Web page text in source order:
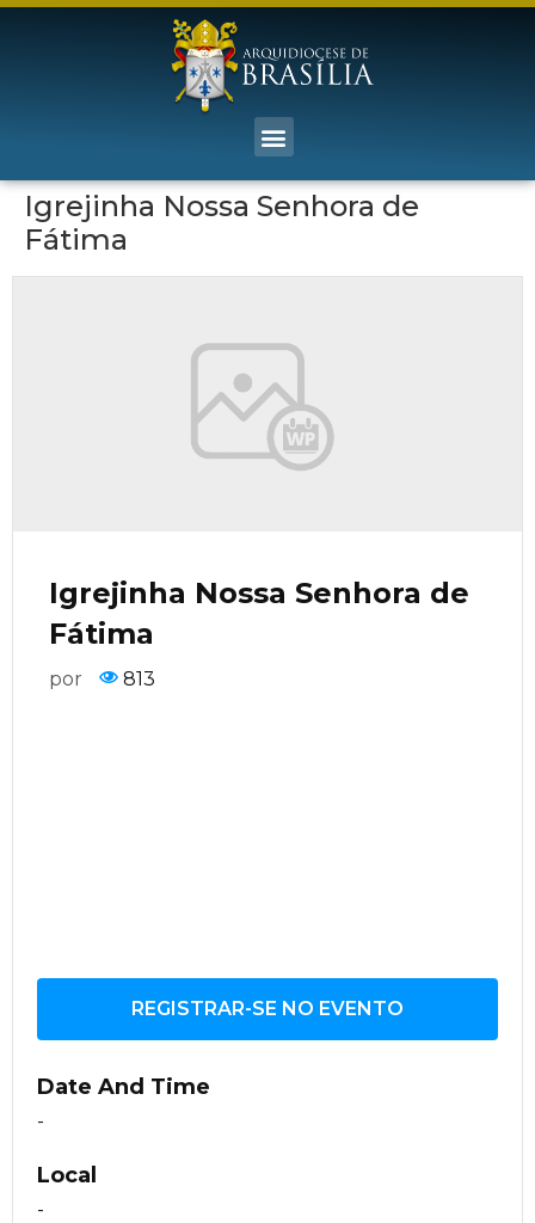
Igrejinha Nossa Senhora de
Fátima
Igrejinha Nossa Senhora de
Fátima
por 813
REGISTRAR-SE NO EVENTO
Date And Time
-
Local
-